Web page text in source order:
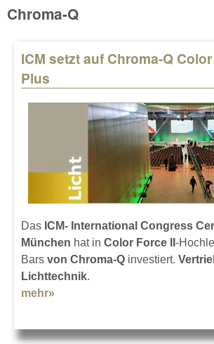
Chroma-Q
ICM setzt auf Chroma-Q
Plus
Das ICM- International Congress
München hat in Color Force II -
Bars von Chroma-Q investiert.
Lichttechnik.
mehr»